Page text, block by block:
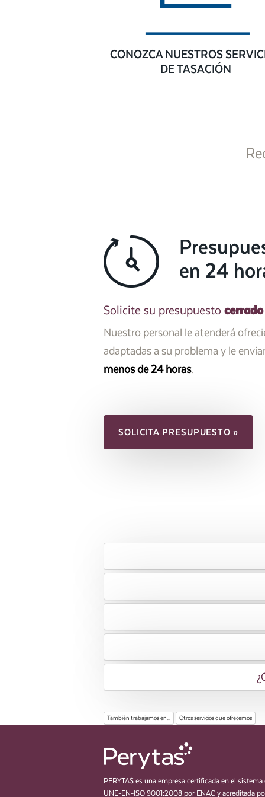
CONOZCA NUESTROS
DE TASACIÓN
en 24
Solicite su presupuesto
Nuestro personal le atenderá
adaptadas a su problema y le
menos de 24 horas.
SOLICITA PRESUPUESTO »
También trabajamos en... Otros servicios que ofrecemos
PERYTAS es una empresa certificada en el
UNE-EN-ISO 9001:2008 por ENAC y acreditada